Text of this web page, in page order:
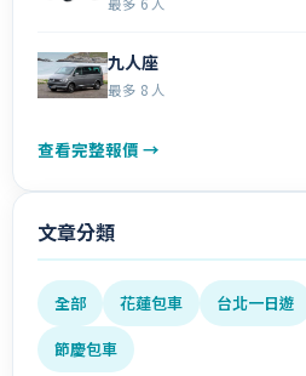
九人座
最多 8 人
查看完整報價 →
文章分類
全部 花蓮包車 台北一日遊
節慶包車